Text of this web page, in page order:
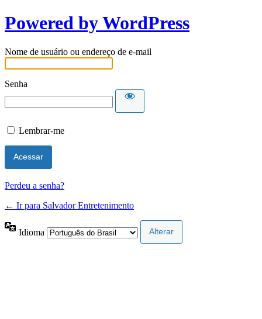
Powered by WordPress
Nome de usuário ou endereço de e-mail
Senha
Lembrar-me
Perdeu a senha?
← Ir para Salvador Entretenimento
Idioma